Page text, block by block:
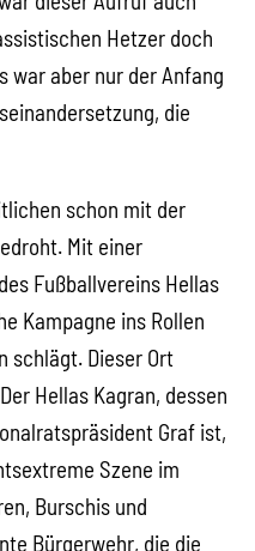
Hetzer doch
war aber nur der Anfang
die
schon mit der
Mit einer
Fußballvereins Hellas
Kampagne ins Rollen
schlägt. Dieser Ort
Hellas Kagran, dessen
Graf ist,
Szene im
Burschis und
Bürgerwehr, die die